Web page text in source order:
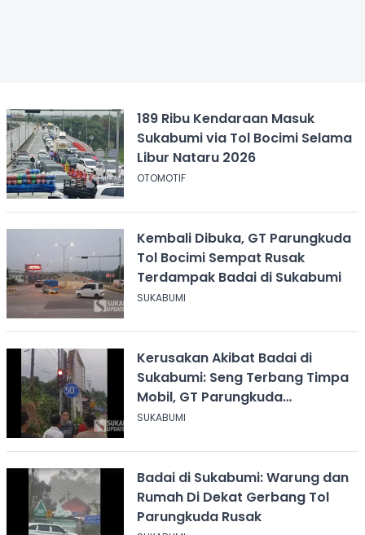
189 Ribu Kendaraan Masuk
Sukabumi via Tol Bocimi Selama
Libur Nataru 2026
OTOMOTIF
Kembali Dibuka, GT Parungkuda
Tol Bocimi Sempat Rusak
Terdampak Badai di Sukabumi
SUKABUMI
Kerusakan Akibat Badai di
Sukabumi: Seng Terbang Timpa
Mobil, GT Parungkuda
Terdampak
SUKABUMI
Badai di Sukabumi: Warung dan
Rumah Di Dekat Gerbang Tol
Parungkuda Rusak